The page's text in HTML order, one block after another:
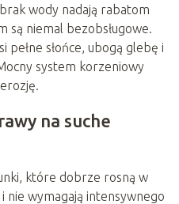
wody nadają rabatom
są niemal bezobsługowe.
pełne słońce, ubogą glebę i
system korzeniowy
na suche
które dobrze rosną w
nie wymagają intensywnego